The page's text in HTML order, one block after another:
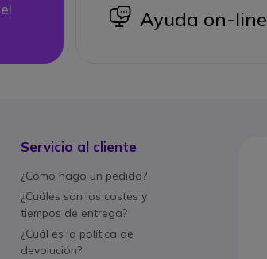
icon
Ayuda on-line
Servicio al cliente
¿Cómo hago un pedido?
¿Cuáles son los costes y
tiempos de entrega?
¿Cuál es la política de
devolución?